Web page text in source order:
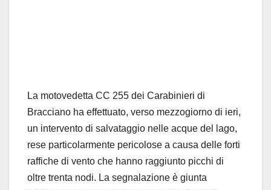
La motovedetta CC 255 dei Carabinieri di
Bracciano ha effettuato, verso mezzogiorno di ieri,
un intervento di salvataggio nelle acque del lago,
rese particolarmente pericolose a causa delle forti
raffiche di vento che hanno raggiunto picchi di
oltre trenta nodi. La segnalazione è giunta